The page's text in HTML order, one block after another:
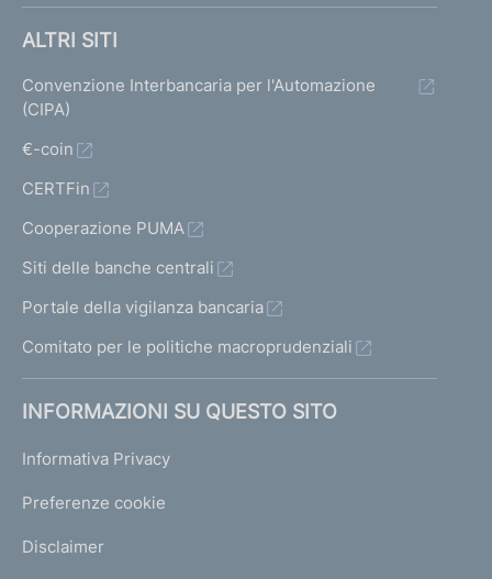
ALTRI SITI
Convenzione Interbancaria per l'Automazione
(CIPA)
€-coin
CERTFin
Cooperazione PUMA
Siti delle banche centrali
Portale della vigilanza bancaria
Comitato per le politiche macroprudenziali
INFORMAZIONI SU QUESTO SITO
Informativa Privacy
Preferenze cookie
Disclaimer